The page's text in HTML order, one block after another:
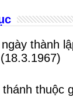
thành
thuộc